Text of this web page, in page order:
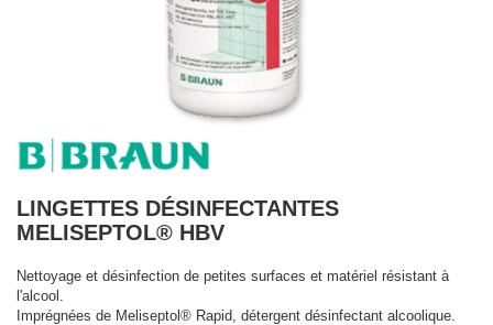
LINGETTES DÉSINFECTANTES
MELISEPTOL® HBV
Nettoyage et désinfection de petites surfaces et matériel résistant à
l'alcool.
Imprégnées de Meliseptol® Rapid, détergent désinfectant alcoolique.